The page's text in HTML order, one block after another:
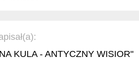
KULA - ANTYCZNY WISIOR"